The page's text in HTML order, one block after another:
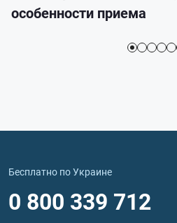
особенности приема
Бесплатно по Украине
0 800 339 712